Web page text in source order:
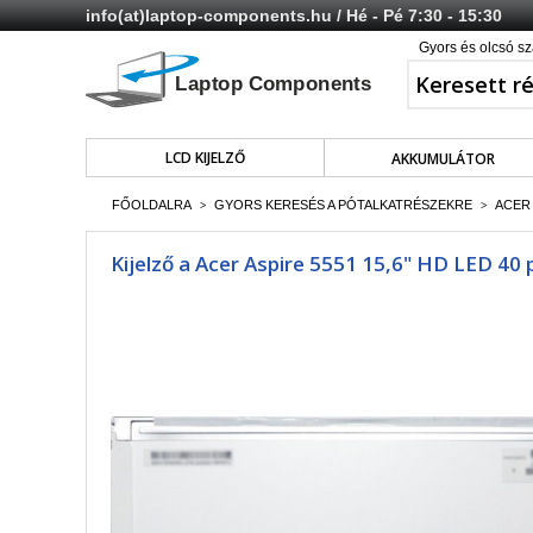
info(at)laptop-components.hu/ Hé - Pé 7:30 - 15:30
Gyors és olcsó
LCD KIJELZŐ AKKUMULÁTOR
FŐOLDALRA > GYORS KERESÉS A PÓTALKATRÉSZEKRE > ACER
Kijelző a Acer Aspire 5551 15,6" HD LED